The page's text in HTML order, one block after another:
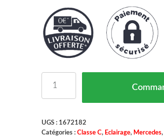
UGS : 1672182
Catégories : Classe C, Eclairage, Mercedes,